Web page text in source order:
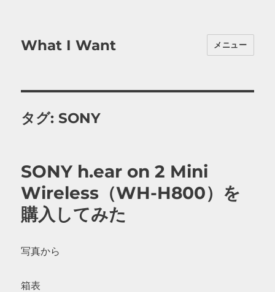
What I Want メニュー
タグ:SONY
SONY h.ear on 2 Mini
Wireless（WH-H800）を
購入してみた
写真から
箱表